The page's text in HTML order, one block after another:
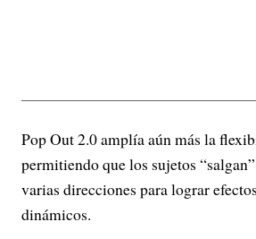
Pop Out 2.0 amplía aún más la
permitiendo que los sujetos
varias direcciones para lograr
dinámicos.